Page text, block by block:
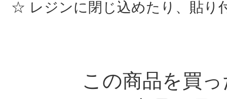
レジンに閉じ込めたり、貼り
この商品を買